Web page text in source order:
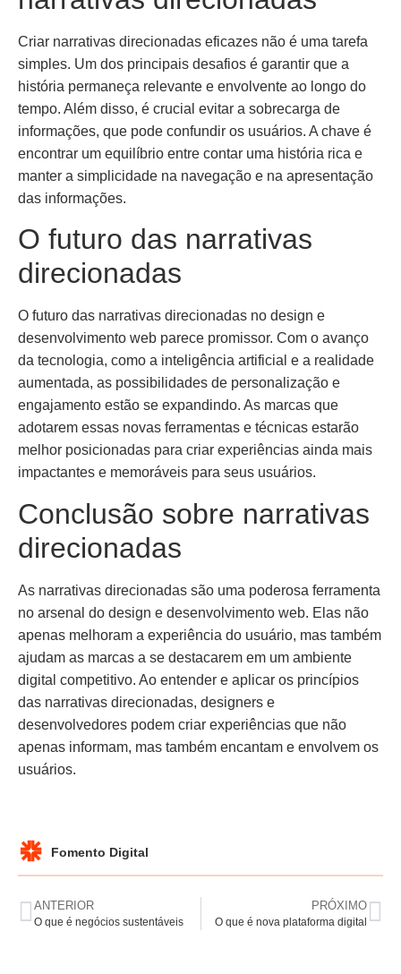
Criar narrativas direcionadas eficazes não é uma tarefa
simples. Um dos principais desafios é garantir que a
história permaneça relevante e envolvente ao longo do
tempo. Além disso, é crucial evitar a sobrecarga de
informações, que pode confundir os usuários. A chave é
encontrar um equilíbrio entre contar uma história rica e
manter a simplicidade na navegação e na apresentação
das informações.
O futuro das narrativas
direcionadas
O futuro das narrativas direcionadas no design e
desenvolvimento web parece promissor. Com o avanço
da tecnologia, como a inteligência artificial e a realidade
aumentada, as possibilidades de personalização e
engajamento estão se expandindo. As marcas que
adotarem essas novas ferramentas e técnicas estarão
melhor posicionadas para criar experiências ainda mais
impactantes e memoráveis para seus usuários.
Conclusão sobre narrativas
direcionadas
As narrativas direcionadas são uma poderosa ferramenta
no arsenal do design e desenvolvimento web. Elas não
apenas melhoram a experiência do usuário, mas também
ajudam as marcas a se destacarem em um ambiente
digital competitivo. Ao entender e aplicar os princípios
das narrativas direcionadas, designers e
desenvolvedores podem criar experiências que não
apenas informam, mas também encantam e envolvem os
usuários.
Fomento Digital
ANTERIOR
O que é negócios sustentáveis
PRÓXIMO
O que é nova plataforma digital